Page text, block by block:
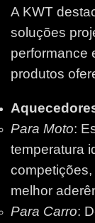
A KWT
soluções
performance
produtos
Para Moto:
temperatura
melhor
Para Carro: